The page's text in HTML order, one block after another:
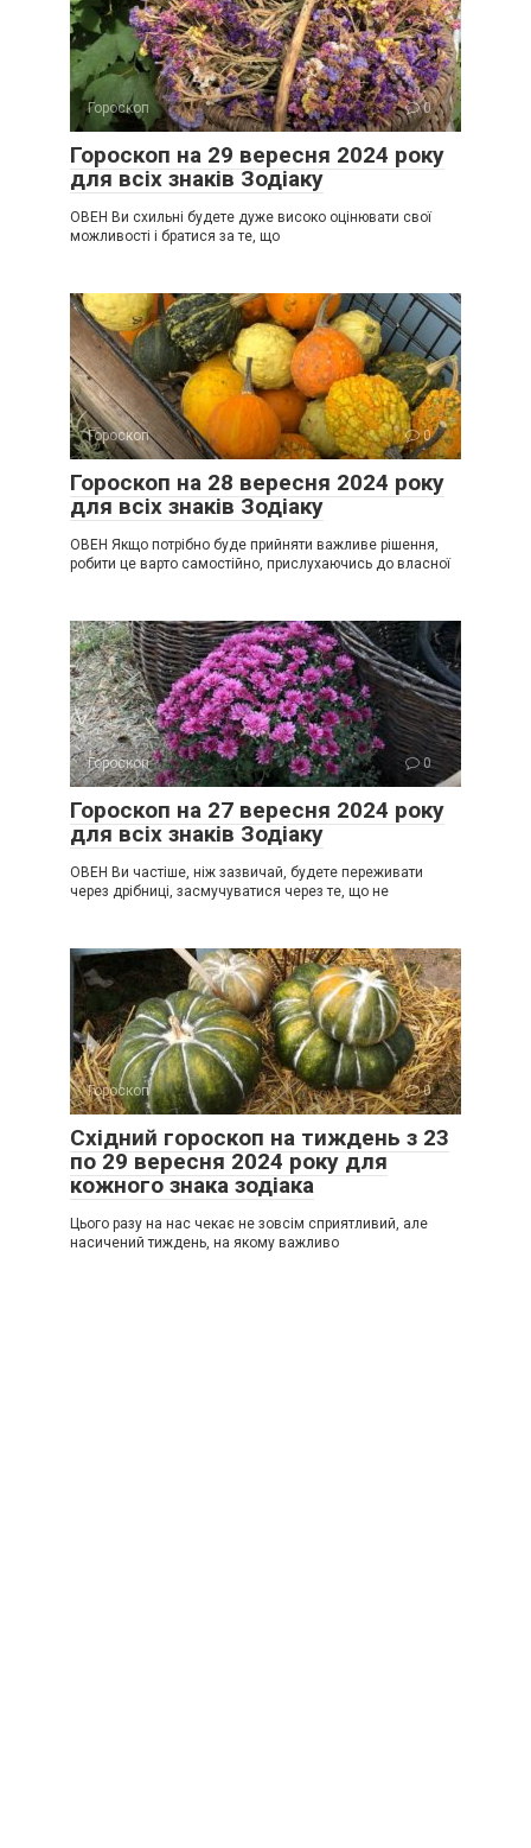
Гороскоп 0
Гороскоп на 29 вересня 2024 року
для всіх знаків Зодіаку
ОВЕН Ви схильні будете дуже високо оцінювати свої
можливості і братися за те, що
Гороскоп 0
Гороскоп на 28 вересня 2024 року
для всіх знаків Зодіаку
ОВЕН Якщо потрібно буде прийняти важливе рішення,
робити це варто самостійно, прислухаючись до власної
Гороскоп 0
Гороскоп на 27 вересня 2024 року
для всіх знаків Зодіаку
ОВЕН Ви частіше, ніж зазвичай, будете переживати
через дрібниці, засмучуватися через те, що не
Гороскоп 0
Східний гороскоп на тиждень з 23
по 29 вересня 2024 року для
кожного знака зодіака
Цього разу на нас чекає не зовсім сприятливий, але
насичений тиждень, на якому важливо